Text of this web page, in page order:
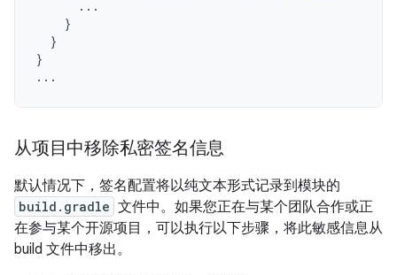
...
}
}
}
...
从项目中移除私密签名信息
默认情况下，签名配置将以纯文本形式记录到模块的
build.gradle 文件中。如果您正在与某个团队合作或正
在参与某个开源项目，可以执行以下步骤，将此敏感信息从
build 文件中移出。